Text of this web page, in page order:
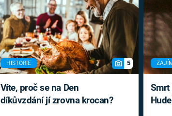
HISTORIE 5
Víte, proč se na Den
díkůvzdání jí zrovna krocan?
Smrt